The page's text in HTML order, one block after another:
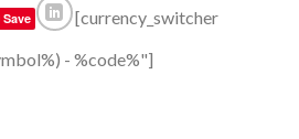
Save [currency_switcher
- %code%"]